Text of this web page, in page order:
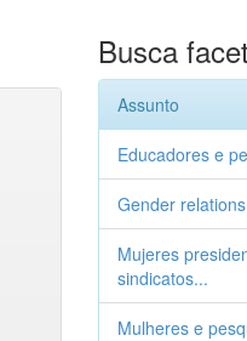
Busca
Assunto
Educadores e
Gender relations
Mujeres
sindicatos...
Mulheres e